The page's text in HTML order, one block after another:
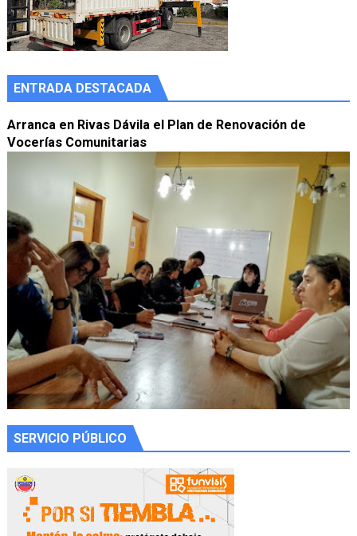
ENTRADA DESTACADA
Arranca en Rivas Dávila el Plan de Renovación de
Vocerías Comunitarias
SERVICIO PÚBLICO